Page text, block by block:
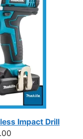
Impact Drill
Price